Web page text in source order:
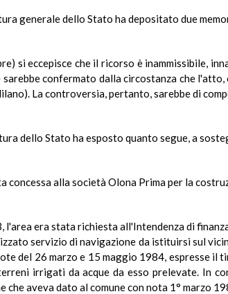
generale dello Stato ha depositato due
si eccepisce che il ricorso è inammissibile,
sarebbe confermato dalla circostanza che
La controversia, pertanto, sarebbe di
dello Stato ha esposto quanto segue, a
concessa alla società Olona Prima per la
l'area era stata richiesta all'Intendenza di
servizio di navigazione da istituirsi sul
del 26 marzo e 15 maggio 1984, espresse
irrigati da acque da esso prelevate. In
che aveva dato al comune con nota 1° marzo